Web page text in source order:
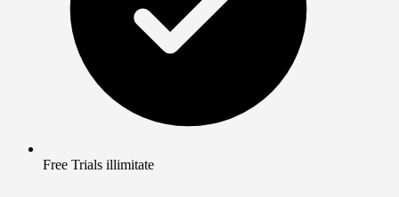
Free Trials illimitate